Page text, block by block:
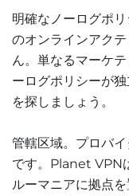
明確なノーログポ
のオンラインアク
ん。単なるマーケ
ーログポリシーが
を探しましょう。
管轄区域。プロバ
です。Planet VPN
ルーマニアに拠点